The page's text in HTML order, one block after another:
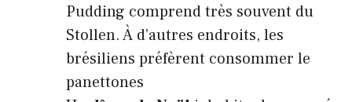
Pudding comprend très souvent du
Stollen. À d’autres endroits, les
brésiliens préfèrent consommer le
panettones